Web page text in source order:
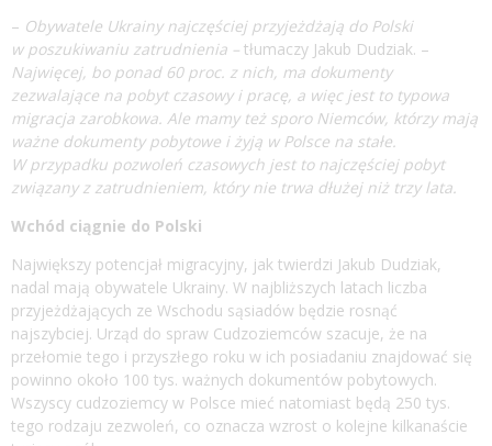
– Obywatele Ukrainy najczęściej przyjeżdżają do Polski
w poszukiwaniu zatrudnienia – tłumaczy Jakub Dudziak. –
Najwięcej, bo ponad 60 proc. z nich, ma dokumenty
zezwalające na pobyt czasowy i pracę, a więc jest to typowa
migracja zarobkowa. Ale mamy też sporo Niemców, którzy mają
ważne dokumenty pobytowe i żyją w Polsce na stałe.
W przypadku pozwoleń czasowych jest to najczęściej pobyt
związany z zatrudnieniem, który nie trwa dłużej niż trzy lata.
Wchód ciągnie do Polski
Największy potencjał migracyjny, jak twierdzi Jakub Dudziak,
nadal mają obywatele Ukrainy. W najbliższych latach liczba
przyjeżdżających ze Wschodu sąsiadów będzie rosnąć
najszybciej. Urząd do spraw Cudzoziemców szacuje, że na
przełomie tego i przyszłego roku w ich posiadaniu znajdować się
powinno około 100 tys. ważnych dokumentów pobytowych.
Wszyscy cudzoziemcy w Polsce mieć natomiast będą 250 tys.
tego rodzaju zezwoleń, co oznacza wzrost o kolejne kilkanaście